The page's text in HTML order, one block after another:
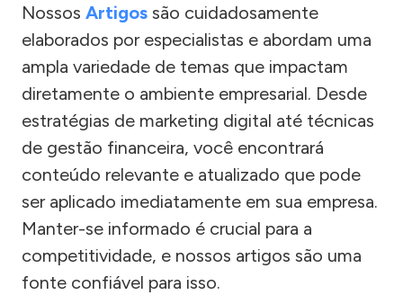
Nossos Artigos são cuidadosamente
elaborados por especialistas e abordam uma
ampla variedade de temas que impactam
diretamente o ambiente empresarial. Desde
estratégias de marketing digital até técnicas
de gestão financeira, você encontrará
conteúdo relevante e atualizado que pode
ser aplicado imediatamente em sua empresa.
Manter-se informado é crucial para a
competitividade, e nossos artigos são uma
fonte confiável para isso.